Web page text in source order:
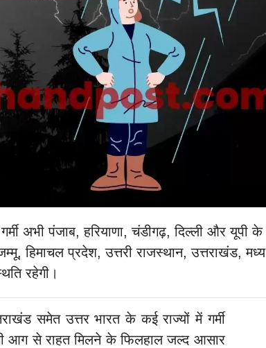
अभी पंजाब, हरियाणा, चंडीगढ़, दिल्ली और यूपी के
हिमाचल प्रदेश, उत्तरी राजस्थान, उत्तराखंड, मध्य
रहेगी।
समेत उत्तर भारत के कई राज्यों में गर्मी
आग से राहत मिलने के फिलहाल जल्द आसार